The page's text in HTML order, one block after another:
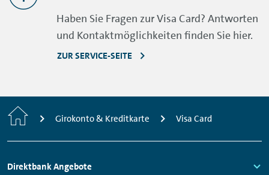
Haben Sie Fragen zur Visa Card? Antworten
und Kontaktmöglichkeiten finden Sie hier.
ZUR SERVICE-SEITE
Home Girokonto & Kreditkarte Visa Card
Footer
Direktbank Angebote